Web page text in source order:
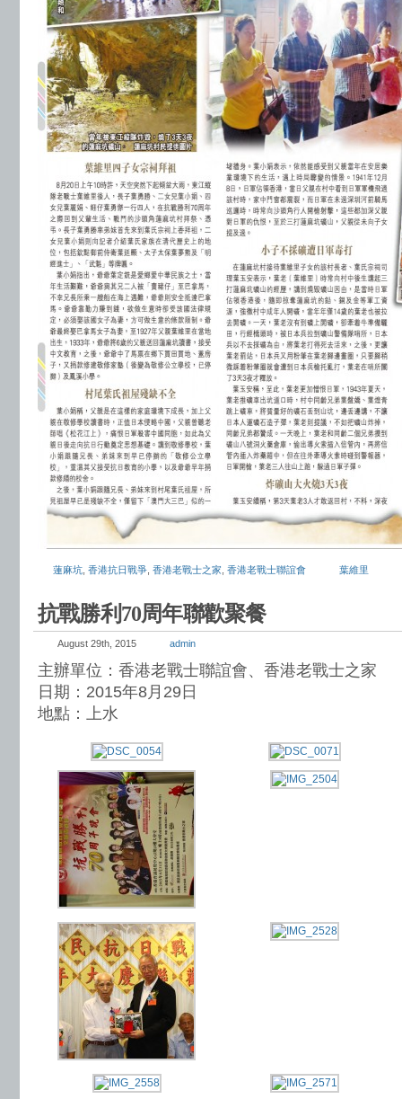
蓮麻坑 香港抗日戰爭 香港老戰士之家 香港老戰士聯誼會 葉維里
抗戰勝利70周年聯歡聚餐
August 29th, 2015 admin
主辦單位：香港老戰士聯誼會、香港老戰士之家
日期：2015年8月29日
地點：上水